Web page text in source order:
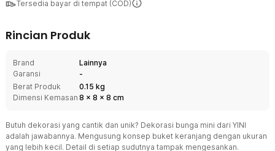
Tersedia bayar di tempat (COD)
Rincian Produk
Brand
Lainnya
Garansi
-
Berat Produk
0.15 kg
Dimensi Kemasan 8 x 8 x 8 cm
Butuh dekorasi yang cantik dan unik? Dekorasi bunga mini dari YINI
adalah jawabannya. Mengusung konsep buket keranjang dengan ukuran
yang lebih kecil. Detail di setiap sudutnya tampak mengesankan.